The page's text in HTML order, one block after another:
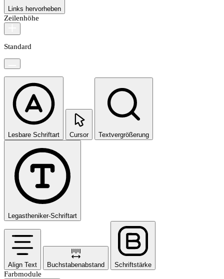
Links hervorheben
Zeilenhöhe
Standard
Lesbare Schriftart Cursor Textvergrößerung
Legastheniker-Schriftart
Align Text Buchstabenabstand Schriftstärke
Farbmodule